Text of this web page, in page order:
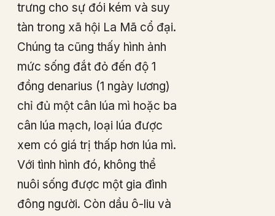
trưng cho sự đói kém và suy
tàn trong xã hội La Mã cổ đại.
Chúng ta cũng thấy hình ảnh
mức sống đắt đỏ đến độ 1
đồng denarius (1 ngày lương)
chỉ đủ một cân lúa mì hoặc ba
cân lúa mạch, loại lúa được
xem có giá trị thấp hơn lúa mì.
Với tình hình đó, không thể
nuôi sống được một gia đình
đông người. Còn dầu ô-liu và